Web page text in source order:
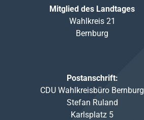
Mitglied des Landtages
Wahlkreis 21
Bernburg
Postanschrift:
CDU Wahlkreisbüro Bernburg
Stefan Ruland
Karlsplatz 5